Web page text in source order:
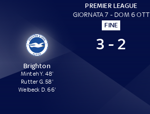
PREMIER LEAGUE
GIORNATA 7 - DOM 6 OTT
FINE
Brighton
Minteh Y. 48'
Rutter G. 58'
Welbeck D. 66'
3 - 2